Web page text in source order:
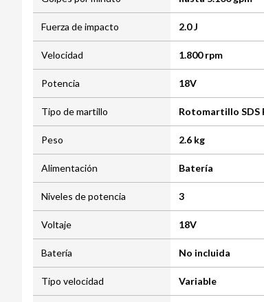
Fuerza de impacto 2.0 J
Velocidad 1.800 rpm
Potencia 18V
Tipo de martillo Rotomartillo SDS
Peso 2.6 kg
Alimentación Batería
Niveles de potencia 3
Voltaje 18V
Batería No incluida
Tipo velocidad Variable